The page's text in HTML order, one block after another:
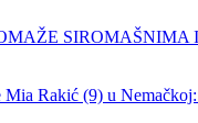
Mia Rakić (9) u